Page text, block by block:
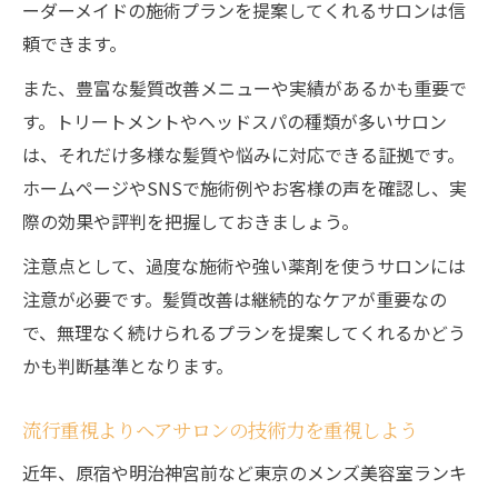
ーダーメイドの施術プランを提案してくれるサロンは信
頼できます。
また、豊富な髪質改善メニューや実績があるかも重要で
す。トリートメントやヘッドスパの種類が多いサロン
は、それだけ多様な髪質や悩みに対応できる証拠です。
ホームページやSNSで施術例やお客様の声を確認し、実
際の効果や評判を把握しておきましょう。
注意点として、過度な施術や強い薬剤を使うサロンには
注意が必要です。髪質改善は継続的なケアが重要なの
で、無理なく続けられるプランを提案してくれるかどう
かも判断基準となります。
流行重視よりヘアサロンの技術力を重視しよう
近年、原宿や明治神宮前など東京のメンズ美容室ランキ